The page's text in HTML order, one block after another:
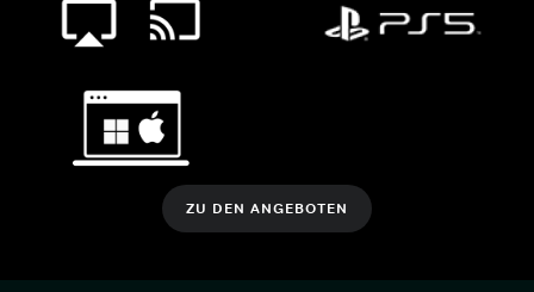
ZU DEN ANGEBOTEN